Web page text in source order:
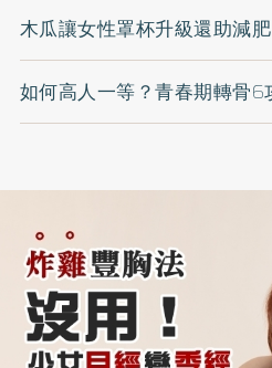
木瓜讓女性罩杯升級還助減
如何高人一等？青春期轉骨6